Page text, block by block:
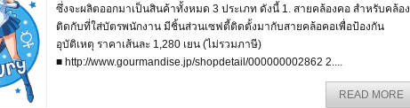
ซึ่งจะผลิตออกมาเป็นสินค้าทั้งหมด 3 ประเภท ดังนี้ 1. สายคล้องคอ สำหรับคล้อง
ติดกับที่ใส่บัตรพนักงาน มีชิ้นส่วนเซฟตี้ติดตั้งมากับสายคล้อคอเพื่อป้องกัน
อุบัติเหตุ ราคาเส้นละ 1,280 เยน (ไม่รวมภาษี)
■ http://www.gourmandise.jp/shopdetail/000000002862 2....
READ MORE